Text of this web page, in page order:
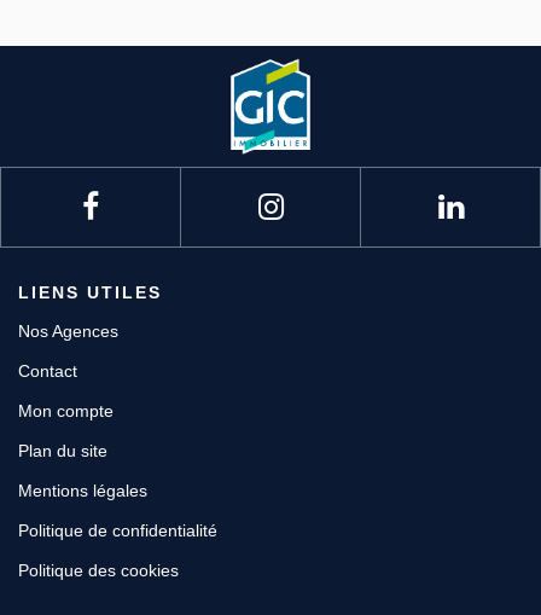
LIENS UTILES
Nos Agences
Contact
Mon compte
Plan du site
Mentions légales
Politique de confidentialité
Politique des cookies